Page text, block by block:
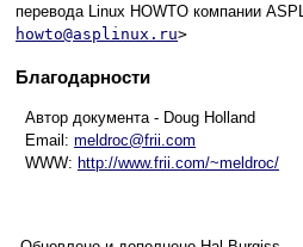
перевода Linux HOWTO компании
howto@asplinux.ru>
Благодарности
Автор документа - Doug Holland
Email: meldroc@frii.com
WWW: http://www.frii.com/~meldroc/